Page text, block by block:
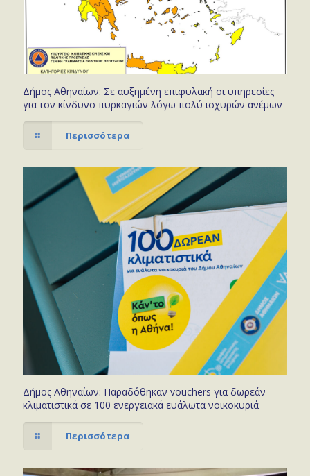
Δήμος Αθηναίων: Σε αυξημένη επιφυλακή οι υπηρεσίες
για τον κίνδυνο πυρκαγιών λόγω πολύ ισχυρών ανέμων
Περισσότερα
Δήμος Αθηναίων: Παραδόθηκαν vouchers για δωρεάν
κλιματιστικά σε 100 ενεργειακά ευάλωτα νοικοκυριά
Περισσότερα